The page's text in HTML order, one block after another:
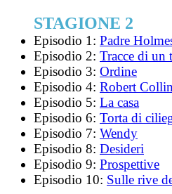
STAGIONE 2
Episodio 1: Padre
Episodio 2: Tracce di un
Episodio 3: Ordine
Episodio 4: Robert
Episodio 5: La casa
Episodio 6: Torta di
Episodio 7: Wendy
Episodio 8: Desideri
Episodio 9: Prospettive
Episodio 10: Sulle rive